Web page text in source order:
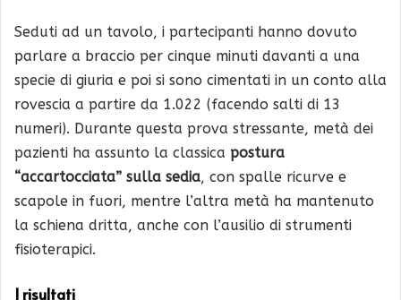
Seduti ad un tavolo, i partecipanti hanno dovuto
parlare a braccio per cinque minuti davanti a una
specie di giuria e poi si sono cimentati in un conto alla
rovescia a partire da 1.022 (facendo salti di 13
numeri). Durante questa prova stressante, metà dei
pazienti ha assunto la classica postura
“accartocciata” sulla sedia, con spalle ricurve e
scapole in fuori, mentre l’altra metà ha mantenuto
la schiena dritta, anche con l’ausilio di strumenti
fisioterapici.
I risultati